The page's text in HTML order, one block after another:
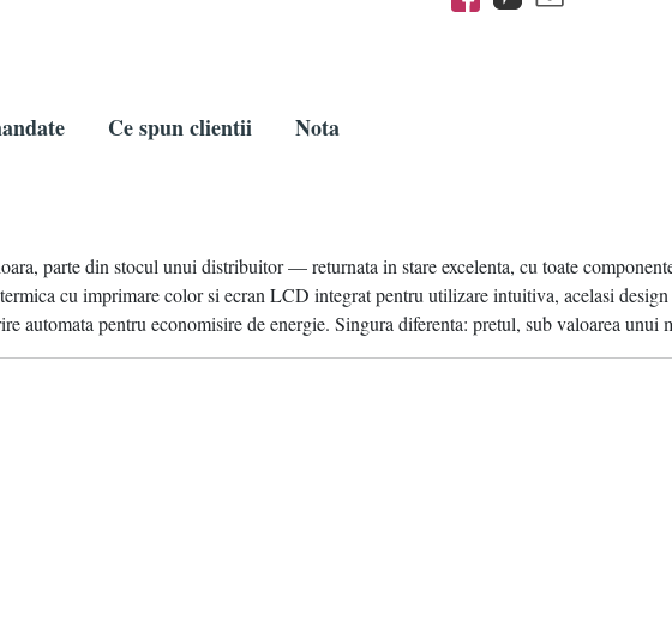
Ce spun clientii Nota
parte din stocul unui distribuitor — returnata in stare excelenta, cu toate
cu imprimare color si ecran LCD integrat pentru utilizare intuitiva, acelasi
automata pentru economisire de energie. Singura diferenta: pretul, sub valoarea unui